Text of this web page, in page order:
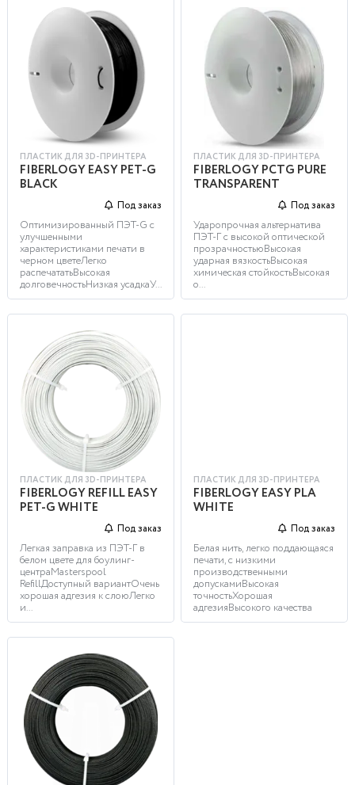
ПЛАСТИК ДЛЯ 3D-ПРИНТЕРА
FIBERLOGY EASY PET-G
BLACK
Под заказ
Оптимизированный ПЭТ-G с
улучшенными
характеристиками печати в
черном цветеЛегко
распечататьВысокая
долговечностьНизкая усадкаУ...
ПЛАСТИК ДЛЯ 3D-ПРИНТЕРА
FIBERLOGY PCTG PURE
TRANSPARENT
Под заказ
Ударопрочная альтернатива
ПЭТ-Г с высокой оптической
прозрачностьюВысокая
ударная вязкостьВысокая
химическая стойкостьВысокая
о...
ПЛАСТИК ДЛЯ 3D-ПРИНТЕРА
FIBERLOGY REFILL EASY
PET-G WHITE
Под заказ
Легкая заправка из ПЭТ-Г в
белом цвете для боулинг-
центраMasterspool
RefillДоступный вариантОчень
хорошая адгезия к слоюЛегко
и...
ПЛАСТИК ДЛЯ 3D-ПРИНТЕРА
FIBERLOGY EASY PLA
WHITE
Под заказ
Белая нить, легко поддающаяся
печати, с низкими
производственными
допускамиВысокая
точностьХорошая
адгезияВысокого качества